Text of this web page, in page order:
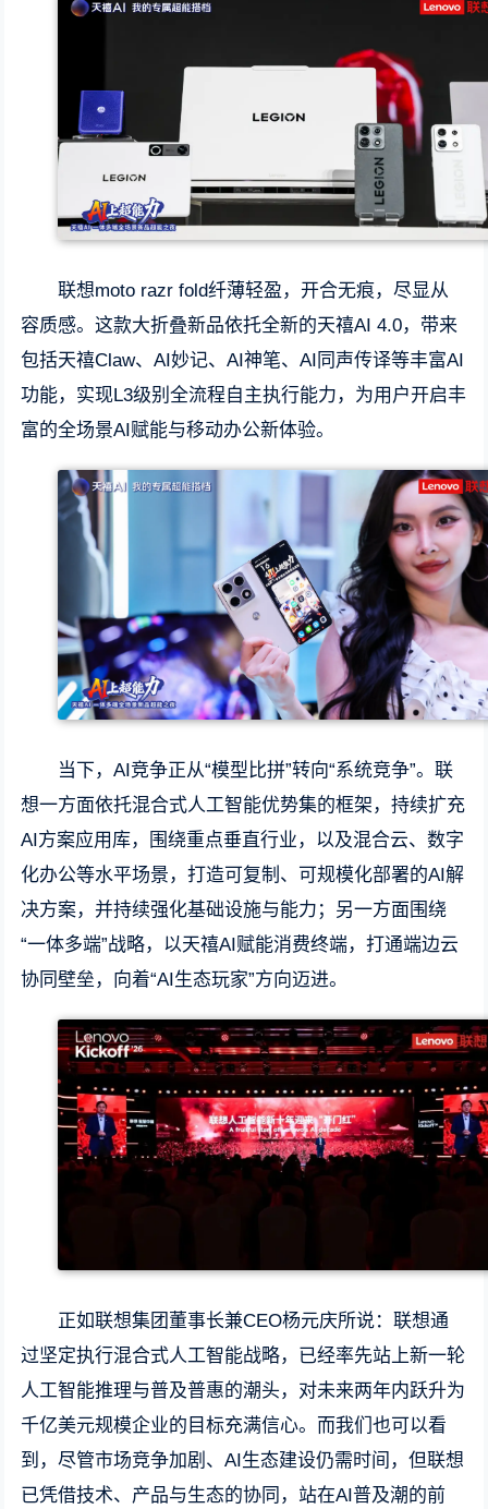
联想moto razr fold纤薄轻盈，开合无痕，尽显从
容质感。这款大折叠新品依托全新的天禧AI 4.0，带来
包括天禧Claw、AI妙记、AI神笔、AI同声传译等丰富AI
功能，实现L3级别全流程自主执行能力，为用户开启丰
富的全场景AI赋能与移动办公新体验。
当下，AI竞争正从“模型比拼”转向“系统竞争”。联
想一方面依托混合式人工智能优势集的框架，持续扩充
AI方案应用库，围绕重点垂直行业，以及混合云、数字
化办公等水平场景，打造可复制、可规模化部署的AI解
决方案，并持续强化基础设施与能力；另一方面围绕
“一体多端”战略，以天禧AI赋能消费终端，打通端边云
协同壁垒，向着“AI生态玩家”方向迈进。
正如联想集团董事长兼CEO杨元庆所说：联想通
过坚定执行混合式人工智能战略，已经率先站上新一轮
人工智能推理与普及普惠的潮头，对未来两年内跃升为
千亿美元规模企业的目标充满信心。而我们也可以看
到，尽管市场竞争加剧、AI生态建设仍需时间，但联想
已凭借技术、产品与生态的协同，站在AI普及潮的前